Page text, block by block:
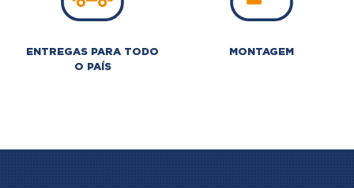
ENTREGAS PARA TODO
O PAÍS
MONTAGEM